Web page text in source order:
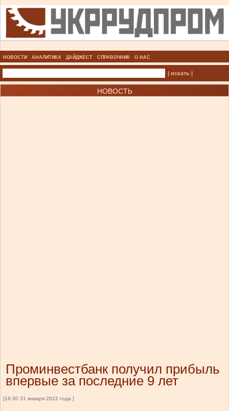
НОВОСТИ АНАЛИТИКА ДАЙДЖЕСТ СПРАВОЧНИК О НАС
| искать |
НОВОСТЬ
Проминвестбанк получил прибыль
впервые за последние 9 лет
[16:30 31 января 2022 года ]